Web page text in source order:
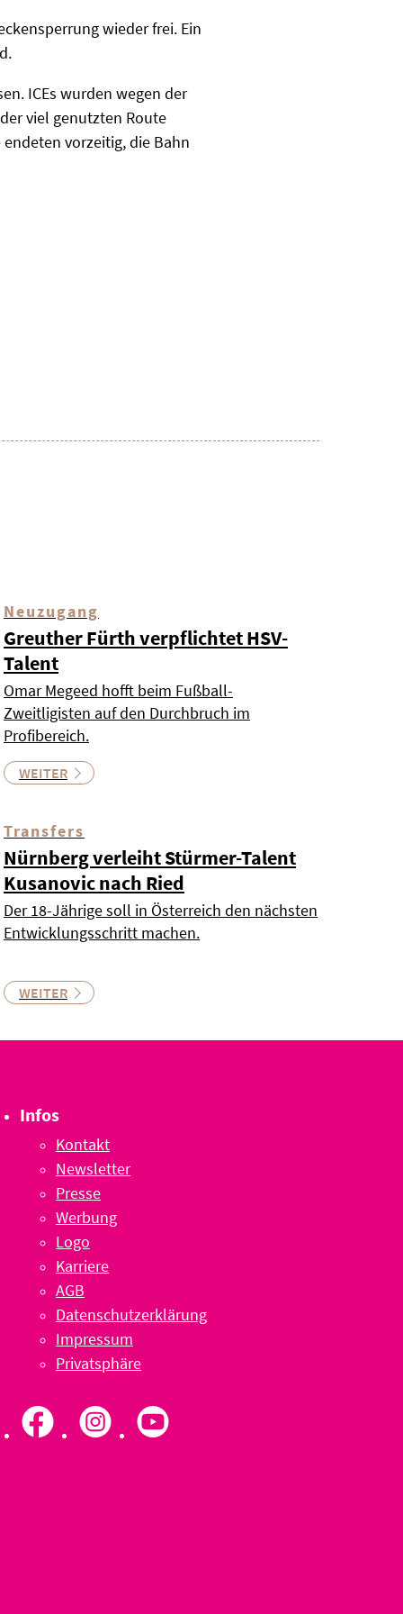
wieder frei. Ein
ICEs wurden wegen der
viel genutzten Route
vorzeitig, die Bahn
Neuzugang
Greuther Fürth verpflichtet HSV-
Talent
Omar Megeed hofft beim Fußball-
Zweitligisten auf den Durchbruch im
Profibereich.
WEITER
Transfers
Nürnberg verleiht Stürmer-Talent
Kusanovic nach Ried
Der 18-Jährige soll in Österreich den nächsten
Entwicklungsschritt machen.
WEITER
Infos
Kontakt
Newsletter
Presse
Werbung
Logo
Karriere
AGB
Datenschutzerklärung
Impressum
Privatsphäre